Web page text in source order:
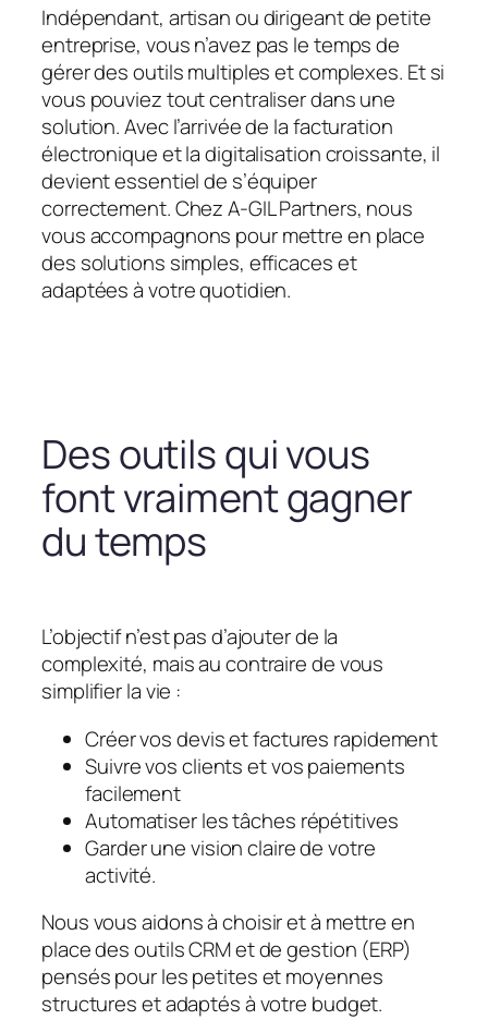
Indépendant, artisan ou dirigeant de petite
entreprise, vous n’avez pas le temps de
gérer des outils multiples et complexes. Et si
vous pouviez tout centraliser dans une
solution. Avec l’arrivée de la facturation
électronique et la digitalisation croissante, il
devient essentiel de s’équiper
correctement. Chez A-GIL Partners, nous
vous accompagnons pour mettre en place
des solutions simples, efficaces et
adaptées à votre quotidien.
Des outils qui vous
font vraiment gagner
du temps
L’objectif n’est pas d’ajouter de la
complexité, mais au contraire de vous
simplifier la vie :
Créer vos devis et factures rapidement
Suivre vos clients et vos paiements
facilement
Automatiser les tâches répétitives
Garder une vision claire de votre
activité.
Nous vous aidons à choisir et à mettre en
place des outils CRM et de gestion (ERP)
pensés pour les petites et moyennes
structures et adaptés à votre budget.